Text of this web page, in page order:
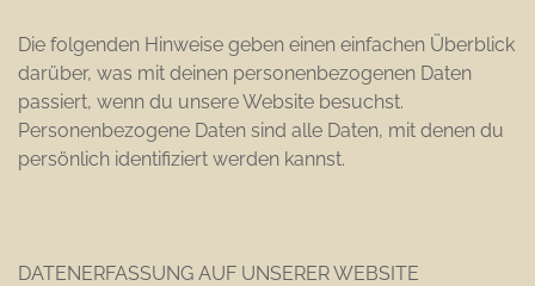
Die folgenden Hinweise geben einen einfachen Überblick
darüber, was mit deinen personenbezogenen Daten
passiert, wenn du unsere Website besuchst.
Personenbezogene Daten sind alle Daten, mit denen du
persönlich identifiziert werden kannst.
DATENERFASSUNG AUF UNSERER WEBSITE